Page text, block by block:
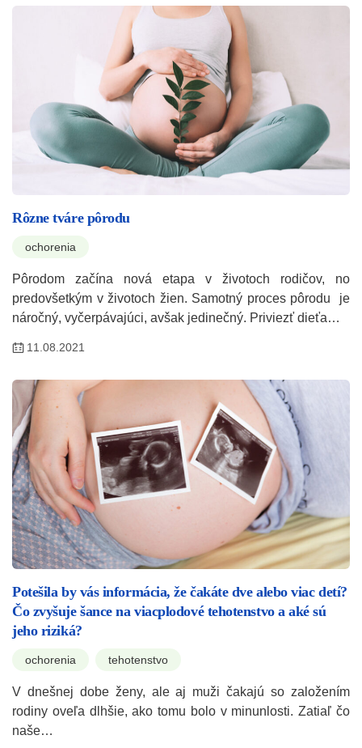
Rôzne tváre pôrodu
ochorenia
Pôrodom začína nová etapa v životoch rodičov, no
predovšetkým v životoch žien. Samotný proces pôrodu je
náročný, vyčerpávajúci, avšak jedinečný. Priviezť dieťa…
11.08.2021
Potešila by vás informácia, že čakáte dve alebo viac detí?
Čo zvyšuje šance na viacplodové tehotenstvo a aké sú
jeho riziká?
ochorenia tehotenstvo
V dnešnej dobe ženy, ale aj muži čakajú so založením
rodiny oveľa dlhšie, ako tomu bolo v minunlosti. Zatiaľ čo
naše…